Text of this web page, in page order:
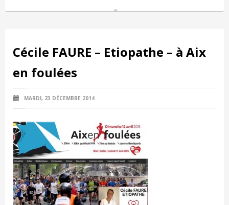
Cécile FAURE – Etiopathe – à Aix
en foulées
MARDI, 23 DÉCEMBRE 2014